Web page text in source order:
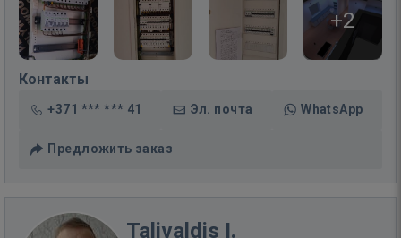
+2
Контакты
+371 *** *** 41 Эл. почта WhatsApp
Предложить заказ
Talivaldis I.